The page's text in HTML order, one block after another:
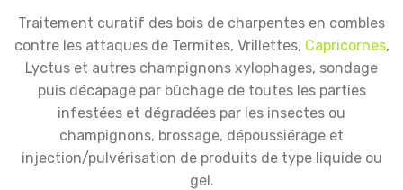
Traitement curatif des bois de charpentes en combles
contre les attaques de Termites, Vrillettes, Capricornes,
Lyctus et autres champignons xylophages, sondage
puis décapage par bûchage de toutes les parties
infestées et dégradées par les insectes ou
champignons, brossage, dépoussiérage et
injection/pulvérisation de produits de type liquide ou
gel.